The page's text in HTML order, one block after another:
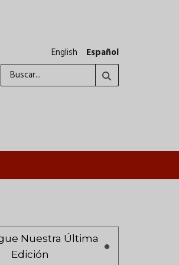
English
Español
Nuestra Última
Edición